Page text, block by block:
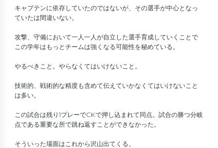
キャプテンに依存していたのではないが、その選手が中心となっ
ていたは間違いない。
攻撃、守備において一人一人が自立した選手育成していくことで
この学年はもっとチームは強くなる可能性を秘めている。
やるべきこと。やらなくてはいけないこと。
技術的、戦術的な精度も含めて伝えていかなくてはいけないこと
は多い。
この試合は残り1プレーでCKで押し込まれて同点。試合の勝つ分岐
点である重要な所で跳ね返すことができなかった。
そういった場面はこれから沢山出てくる。